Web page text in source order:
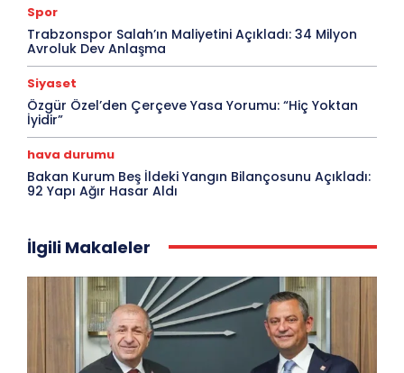
Spor
Trabzonspor Salah’ın Maliyetini Açıkladı: 34 Milyon
Avroluk Dev Anlaşma
Siyaset
Özgür Özel’den Çerçeve Yasa Yorumu: “Hiç Yoktan
İyidir”
hava durumu
Bakan Kurum Beş İldeki Yangın Bilançosunu Açıkladı:
92 Yapı Ağır Hasar Aldı
İlgili Makaleler